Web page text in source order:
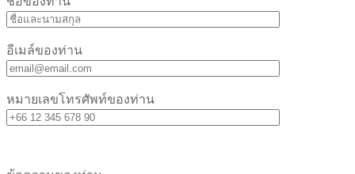
อีเมล์ของท่าน
หมายเลขโทรศัพท์ของท่าน